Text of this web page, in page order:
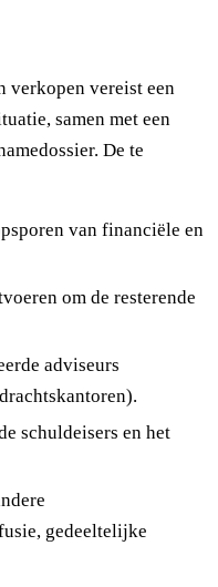
verkopen vereist een
samen met een
De te
van financiële en
om de resterende
adviseurs
schuldeisers en het
gedeeltelijke